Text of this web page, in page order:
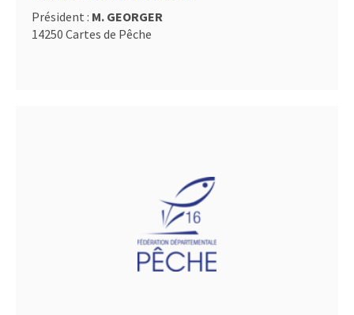
Président : M. GEORGER
14250 Cartes de Pêche